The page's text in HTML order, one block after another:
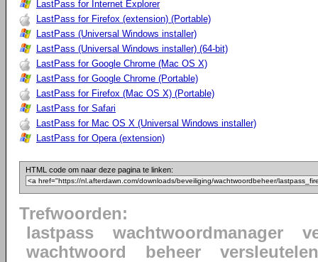
LastPass for Internet Explorer
LastPass for Firefox (extension) (Portable)
LastPass (Universal Windows installer)
LastPass (Universal Windows installer) (64-bit)
LastPass for Google Chrome (Mac OS X)
LastPass for Google Chrome (Portable)
LastPass for Firefox (Mac OS X) (Portable)
LastPass for Safari
LastPass for Mac OS X (Universal Windows installer)
LastPass for Opera (extension)
HTML code om naar deze pagina te linken:
Trefwoorden:
lastpass
wachtwoordmanager
wachtwoord
beheer versleutelen